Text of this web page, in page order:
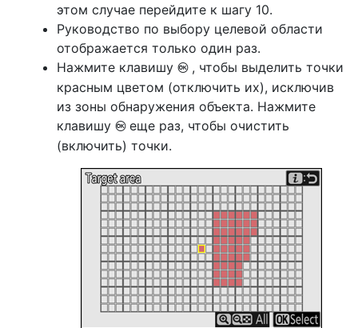
этом случае перейдите к шагу 10.
Руководство по выбору целевой области
отображается только один раз.
Нажмите клавишу J , чтобы выделить точки
красным цветом (отключить их), исключив
из зоны обнаружения объекта. Нажмите
клавишу J еще раз, чтобы очистить
(включить) точки.